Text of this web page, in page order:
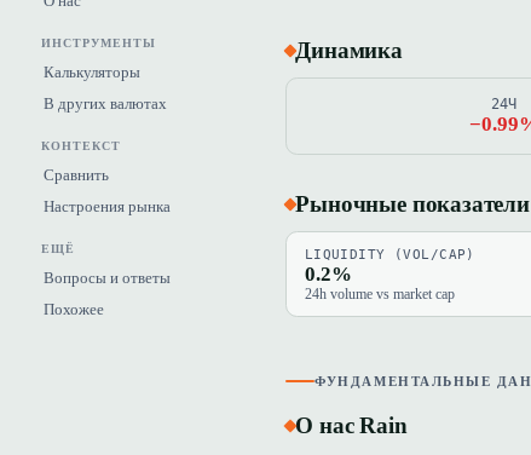
ИНСТРУМЕНТЫ
Калькуляторы
В других валютах
КОНТЕКСТ
Сравнить
Настроения рынка
ЕЩЁ
Вопросы и ответы
Похожее
Динамика
24Ч
Рыночные показатели
LIQUIDITY (VOL/CAP)
0.2%
24h volume vs market cap
ФУНДАМЕНТАЛЬНЫЕ
О нас Rain